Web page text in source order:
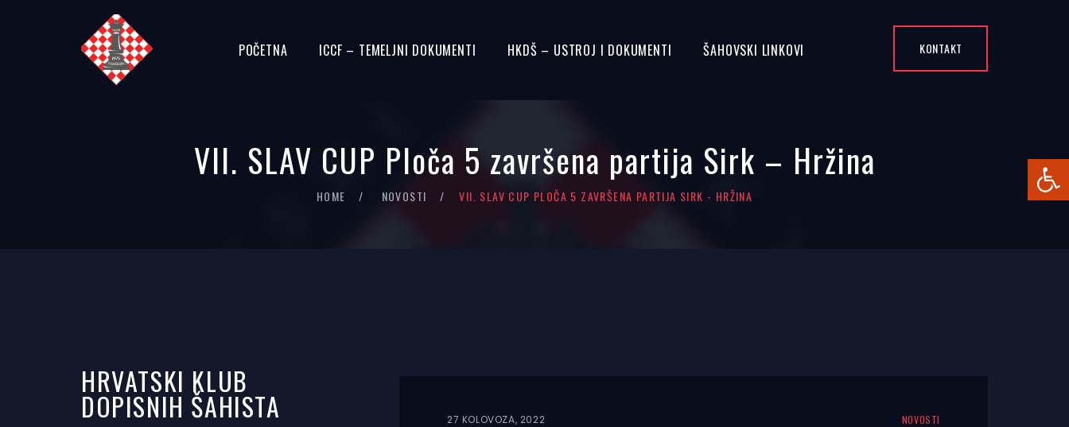
POČETNA ICCF – TEMELJNI DOKUMENTI HKDŠ – USTROJ I DOKUMENTI ŠAHOVSKI LINKOVI KONTAKT
VII. SLAV CUP Ploča 5 završena partija Sirk – Hržina
HOME NOVOSTI VII. SLAV CUP PLOČA 5 ZAVRŠENA PARTIJA SIRK - HRŽINA
27 KOLOVOZA, 2022 NOVOSTI
HRVATSKI KLUB
DOPISNIH ŠAHISTA